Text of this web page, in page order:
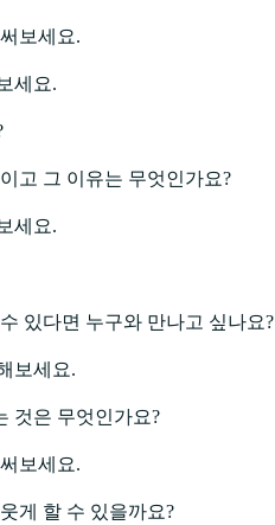
보세요.
세요.
고 그 이유는 무엇인가요?
세요.
있다면 누구와 만나고 싶나요?
보세요.
것은 무엇인가요?
보세요.
게 할 수 있을까요?